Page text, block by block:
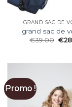
GRAND SAC DE
grand sac de
€39.00 €
Promo !